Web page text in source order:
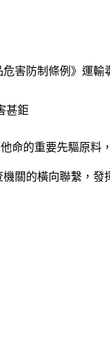
害防制條例》運
甚鉅
命的重要先驅原
關的橫向聯繫，